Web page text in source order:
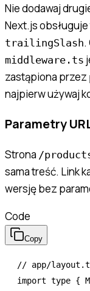
Nie dodawaj
Next.js
trailingSlash
middleware.ts
zastąpiona przez
najpierw używaj
Parametry
Strona /
sama treść. Link
wersję bez
Code
Copy
// app/
import type {